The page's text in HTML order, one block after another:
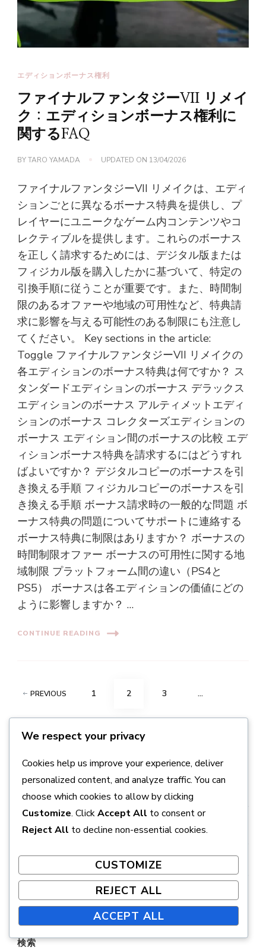
エディションボーナス権利
ファイナルファンタジーVII リメイ
ク：エディションボーナス権利に
関するFAQ
BYTARO YAMADA UPDATED ON 13/04/2026
ファイナルファンタジーVII リメイクは、エディ
ションごとに異なるボーナス特典を提供し、プ
レイヤーにユニークなゲーム内コンテンツやコ
レクティブルを提供します。これらのボーナス
を正しく請求するためには、デジタル版または
フィジカル版を購入したかに基づいて、特定の
引換手順に従うことが重要です。また、時間制
限のあるオファーや地域の可用性など、特典請
求に影響を与える可能性のある制限にも注意し
てください。 Key sections in the article:
Toggle ファイナルファンタジーVII リメイクの
各エディションのボーナス特典は何ですか？ ス
タンダードエディションのボーナス デラックス
エディションのボーナス アルティメットエディ
ションのボーナス コレクターズエディションの
ボーナス エディション間のボーナスの比較 エデ
ィションボーナス特典を請求するにはどうすれ
ばよいですか？ デジタルコピーのボーナスを引
き換える手順 フィジカルコピーのボーナスを引
き換える手順 ボーナス請求時の一般的な問題 ボ
ーナス特典の問題についてサポートに連絡する
ボーナス特典に制限はありますか？ ボーナスの
時間制限オファー ボーナスの可用性に関する地
域制限 プラットフォーム間の違い（PS4と
PS5） ボーナスは各エディションの価値にどの
ように影響しますか？ …
CONTINUE READING
Posts
pagination
PREVIOUS PAGE
1 PAGE
2 PAGE
3 …
コンテンツ
お問い合わせ
検索
We respect your privacy
Cookies help us improve your experience, deliver
personalized content, and analyze traffic. You can
choose which cookies to allow by clicking
Customize. ClickAccept All to consent or
Reject All to decline non-essential cookies.
CUSTOMIZE
REJECT ALL
ACCEPT ALL